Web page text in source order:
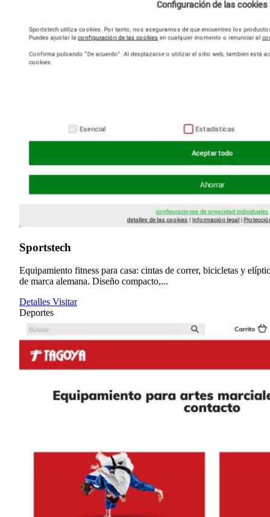
Sportstech
Equipamiento fitness para casa: cintas de correr, bicicletas y
de marca alemana. Diseño compacto,...
Detalles Visitar
Deportes